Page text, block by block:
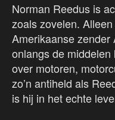
Norman Reedus is
zoals zovelen.
Amerikaanse zender
onlangs de
over motoren,
zo’n antiheld als
is hij in het echte